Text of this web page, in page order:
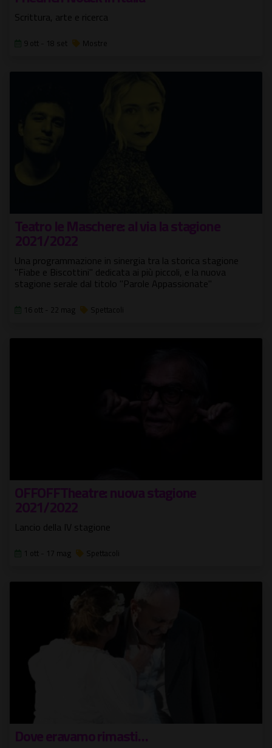
Scrittura, arte e ricerca
9 ott - 18 set Mostre
Teatro le Maschere: al via la stagione
2021/2022
Una programmazione in sinergia tra la storica stagione
"Fiabe e Biscottini" dedicata ai più piccoli, e la nuova
stagione serale dal titolo "Parole Appassionate"
16 ott - 22 mag Spettacoli
OFFOFFTheatre: nuova stagione
2021/2022
Lancio della IV stagione
1 ott - 17 mag Spettacoli
Dove eravamo rimasti…